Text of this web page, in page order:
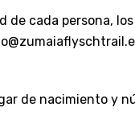
de cada persona,
de nacimiento y